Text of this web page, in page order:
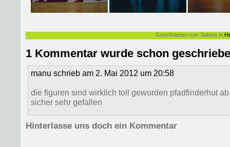
Geschrieben von Sabine in
1 Kommentar wurde schon
manu schrieb am 2. Mai 2012 um 20:58
die figuren sind wirklich toll geworden pfadfinderhut
sicher sehr gefallen
Hinterlasse uns doch ein Kommentar